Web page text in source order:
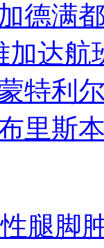
德满
加达航
特利
里斯
腿脚